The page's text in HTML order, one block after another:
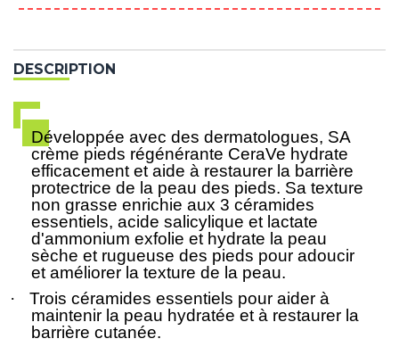
DESCRIPTION
Développée avec des dermatologues, SA
crème pieds régénérante CeraVe hydrate
efficacement et aide à restaurer la barrière
protectrice de la peau des pieds. Sa texture
non grasse enrichie aux 3 céramides
essentiels, acide salicylique et lactate
d'ammonium exfolie et hydrate la peau
sèche et rugueuse des pieds pour adoucir
et améliorer la texture de la peau.
·
Trois céramides essentiels pour aider à
maintenir la peau hydratée et à restaurer la
barrière cutanée.